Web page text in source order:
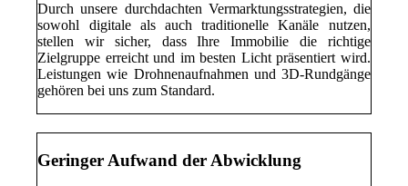
Durch unsere durchdachten Vermarktungsstrategien, die
sowohl digitale als auch traditionelle Kanäle nutzen,
stellen wir sicher, dass Ihre Immobilie die richtige
Zielgruppe erreicht und im besten Licht präsentiert wird.
Leistungen wie Drohnenaufnahmen und 3D-Rundgänge
gehören bei uns zum Standard.
Geringer Aufwand der Abwicklung